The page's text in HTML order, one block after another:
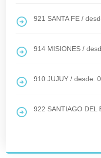
921 SANTA FE /
914 MISIONES /
910 JUJUY / desde:
922 SANTIAGO DEL